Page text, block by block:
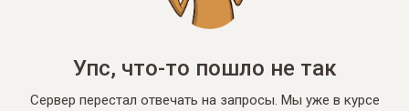
Упс, что-то пошло не так
Сервер перестал отвечать на запросы. Мы уже в курсе